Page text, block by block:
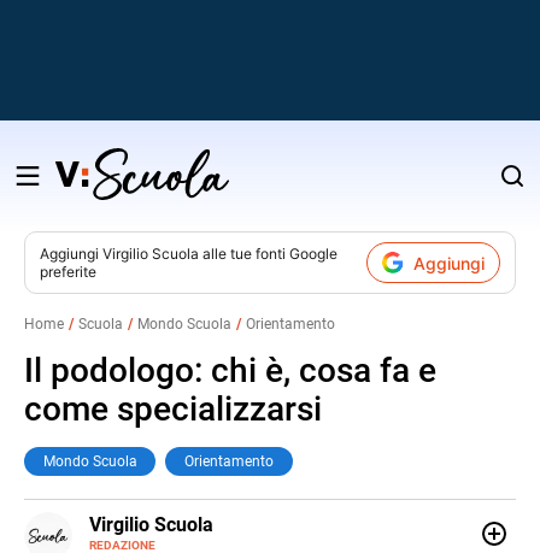
Salta
contenuto
Aggiungi Virgilio Scuola alle tue fonti Google
preferite
Aggiungi
Home Scuola Mondo Scuola Orientamento
Il podologo: chi è, cosa fa e
come specializzarsi
Mondo Scuola Orientamento
Virgilio Scuola
REDAZIONE
E-
MAIL
INSTAGRAM